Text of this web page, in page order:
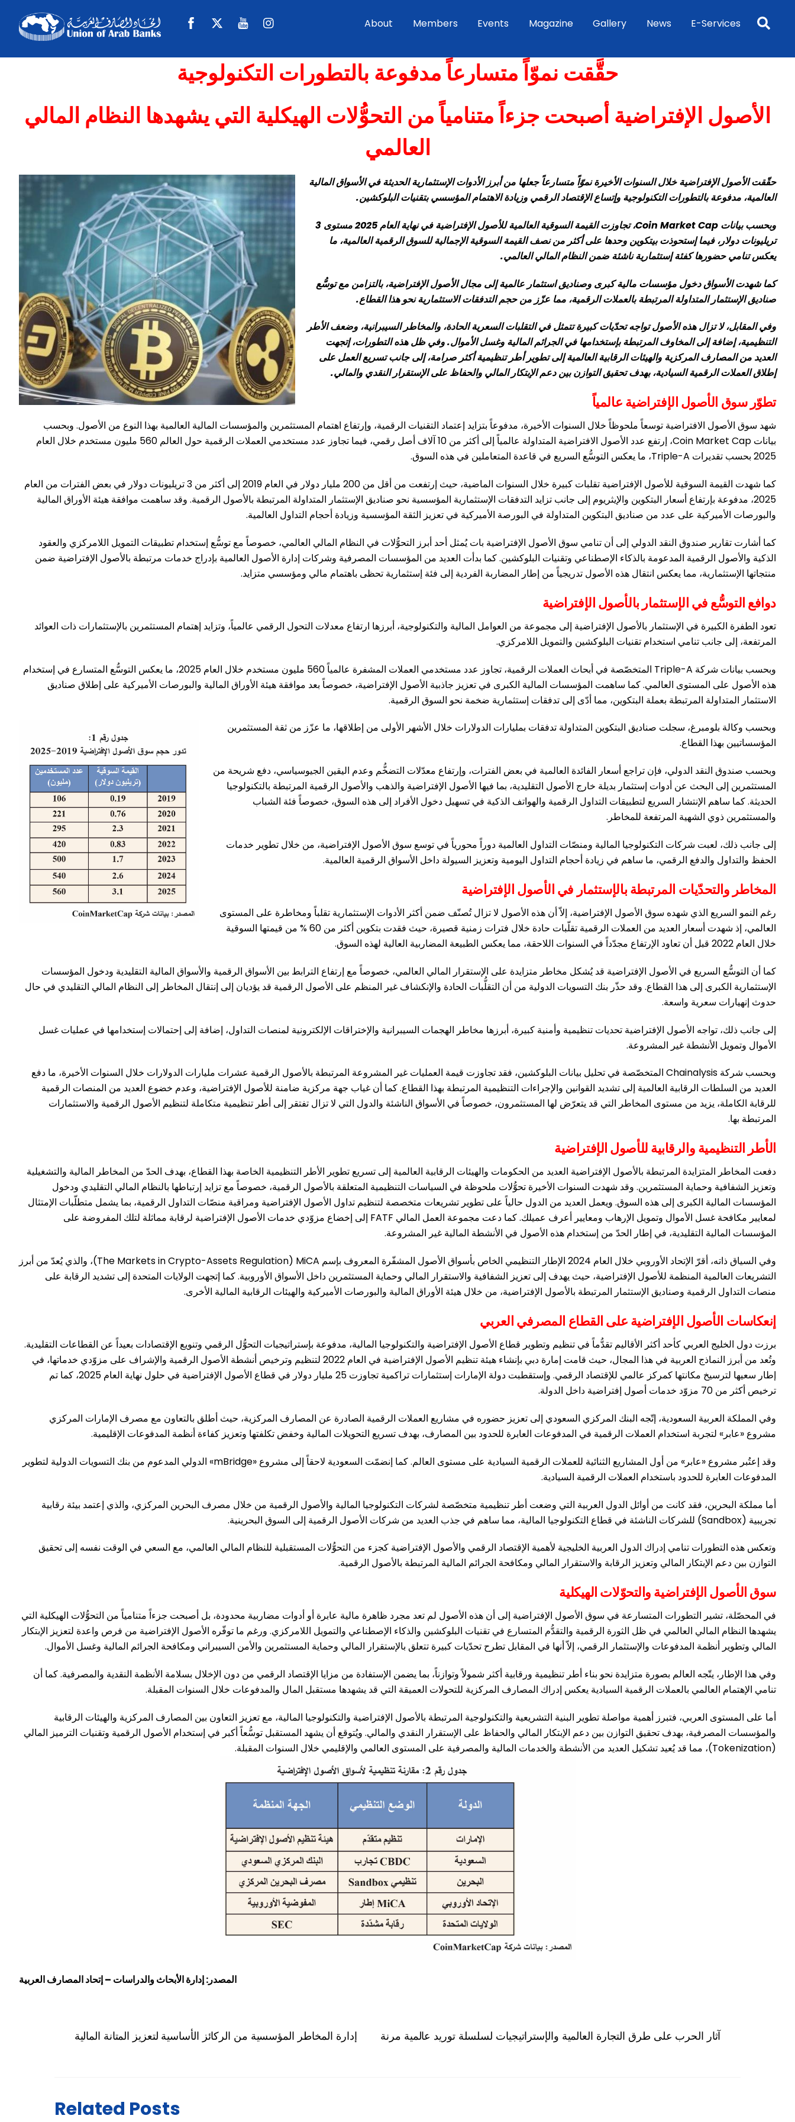
content
FacebookTwitter YouTube
About Members Events Magazine Gallery News E-Services
حقَّقت نموّاً متسارعاً مدفوعة بالتطورات التكنولوجية
الأصول الإفتراضية أصبحت جزءاً متنامياً من التحوُّلات الهيكلية التي يشهدها النظام المالي
العالمي
حقّقت الأصول الإفتراضية خلال السنوات الأخيرة نموّاً متسارعاً جعلها من أبرز الأدوات الإستثمارية الحديثة في الأسواق المالية
العالمية، مدفوعة بالتطورات التكنولوجية وإتساع الإقتصاد الرقمي وزيادة الاهتمام المؤسسي بتقنيات البلوكشين.
وبحسب بيانات Coin Market Cap، تجاوزت القيمة السوقية العالمية للأصول الإفتراضية في نهاية العام 2025 مستوى 3
تريليونات دولار، فيما إستحوذت بيتكوين وحدها على أكثر من نصف القيمة السوقية الإجمالية للسوق الرقمية العالمية، ما
يعكس تنامي حضورها كفئة إستثمارية ناشئة ضمن النظام المالي العالمي.
كما شهدت الأسواق دخول مؤسسات مالية كبرى وصناديق استثمار عالمية إلى مجال الأصول الإفتراضية، بالتزامن مع توسُّع
صناديق الإستثمار المتداولة المرتبطة بالعملات الرقمية، مما عزّز من حجم التدفقات الاستثمارية نحو هذا القطاع.
وفي المقابل، لا تزال هذه الأصول تواجه تحدّيات كبيرة تتمثل في التقلبات السعرية الحادة، والمخاطر السيبرانية، وضعف الأطر
التنظيمية، إضافة إلى المخاوف المرتبطة بإستخدامها في الجرائم المالية وغسل الأموال. وفي ظل هذه التطورات، إتجهت
العديد من المصارف المركزية والهيئات الرقابية العالمية إلى تطوير أطر تنظيمية أكثر صرامة، إلى جانب تسريع العمل على
إطلاق العملات الرقمية السيادية، بهدف تحقيق التوازن بين دعم الإبتكار المالي والحفاظ على الإستقرار النقدي والمالي.
تطوّر سوق الأصول الإفتراضية عالمياً
شهد سوق الأصول الافتراضية توسعاً ملحوظاً خلال السنوات الأخيرة، مدفوعاً بتزايد إعتماد التقنيات الرقمية، وإرتفاع اهتمام المستثمرين والمؤسسات المالية العالمية بهذا النوع من الأصول. وبحسب
بيانات Coin Market Cap، إرتفع عدد الأصول الافتراضية المتداولة عالمياً إلى أكثر من 10 آلاف أصل رقمي، فيما تجاوز عدد مستخدمي العملات الرقمية حول العالم 560 مليون مستخدم خلال العام
2025 بحسب تقديرات Triple-A، ما يعكس التوسُّع السريع في قاعدة المتعاملين في هذه السوق.
كما شهدت القيمة السوقية للأصول الإفتراضية تقلبات كبيرة خلال السنوات الماضية، حيث إرتفعت من أقل من 200 مليار دولار في العام 2019 إلى أكثر من 3 تريليونات دولار في بعض الفترات من العام
2025، مدفوعة بإرتفاع أسعار البتكوين والإيثريوم إلى جانب تزايد التدفقات الإستثمارية المؤسسية نحو صناديق الإستثمار المتداولة المرتبطة بالأصول الرقمية. وقد ساهمت موافقة هيئة الأوراق المالية
والبورصات الأميركية على عدد من صناديق البتكوين المتداولة في البورصة الأميركية في تعزيز الثقة المؤسسية وزيادة أحجام التداول العالمية.
كما أشارت تقارير صندوق النقد الدولي إلى أن تنامي سوق الأصول الإفتراضية بات يُمثل أحد أبرز التحوُّلات في النظام المالي العالمي، خصوصاً مع توسُّع إستخدام تطبيقات التمويل اللامركزي والعقود
الذكية والأصول الرقمية المدعومة بالذكاء الإصطناعي وتقنيات البلوكشين. كما بدأت العديد من المؤسسات المصرفية وشركات إدارة الأصول العالمية بإدراج خدمات مرتبطة بالأصول الإفتراضية ضمن
منتجاتها الإستثمارية، مما يعكس انتقال هذه الأصول تدريجياً من إطار المضاربة الفردية إلى فئة إستثمارية تحظى باهتمام مالي ومؤسسي متزايد.
دوافع التوسُّع في الإستثمار بالأصول الإفتراضية
تعود الطفرة الكبيرة في الإستثمار بالأصول الإفتراضية إلى مجموعة من العوامل المالية والتكنولوجية، أبرزها ارتفاع معدلات التحول الرقمي عالمياً، وتزايد إهتمام المستثمرين بالإستثمارات ذات العوائد
المرتفعة، إلى جانب تنامي استخدام تقنيات البلوكشين والتمويل اللامركزي.
وبحسب بيانات شركة Triple-A المتخصّصة في أبحاث العملات الرقمية، تجاوز عدد مستخدمي العملات المشفرة عالمياً 560 مليون مستخدم خلال العام 2025، ما يعكس التوسُّع المتسارع في إستخدام
هذه الأصول على المستوى العالمي. كما ساهمت المؤسسات المالية الكبرى في تعزيز جاذبية الأصول الإفتراضية، خصوصاً بعد موافقة هيئة الأوراق المالية والبورصات الأميركية على إطلاق صناديق
الاستثمار المتداولة المرتبطة بعملة البتكوين، مما أدّى إلى تدفقات إستثمارية ضخمة نحو السوق الرقمية.
وبحسب وكالة بلومبرغ، سجلت صناديق البتكوين المتداولة تدفقات بمليارات الدولارات خلال الأشهر الأولى من إطلاقها، ما عزّز من ثقة المستثمرين
المؤسساتيين بهذا القطاع.
وبحسب صندوق النقد الدولي، فإن تراجع أسعار الفائدة العالمية في بعض الفترات، وإرتفاع معدّلات التضخُّم وعدم اليقين الجيوسياسي، دفع شريحة من
المستثمرين إلى البحث عن أدوات إستثمار بديلة خارج الأصول التقليدية، بما فيها الأصول الإفتراضية والذهب والأصول الرقمية المرتبطة بالتكنولوجيا
الحديثة. كما ساهم الإنتشار السريع لتطبيقات التداول الرقمية والهواتف الذكية في تسهيل دخول الأفراد إلى هذه السوق، خصوصاً فئة الشباب
والمستثمرين ذوي الشهية المرتفعة للمخاطر.
إلى جانب ذلك، لعبت شركات التكنولوجيا المالية ومنصّات التداول العالمية دوراً محورياً في توسع سوق الأصول الإفتراضية، من خلال تطوير خدمات
الحفظ والتداول والدفع الرقمي، ما ساهم في زيادة أحجام التداول اليومية وتعزيز السيولة داخل الأسواق الرقمية العالمية.
المخاطر والتحدّيات المرتبطة بالإستثمار في الأصول الإفتراضية
رغم النمو السريع الذي شهده سوق الأصول الإفتراضية، إلاّ أن هذه الأصول لا تزال تُصنّف ضمن أكثر الأدوات الإستثمارية تقلباً ومخاطرة على المستوى
العالمي، إذ شهدت أسعار العديد من العملات الرقمية تقلّبات حادة خلال فترات زمنية قصيرة، حيث فقدت بتكوين أكثر من 60 % من قيمتها السوقية
خلال العام 2022 قبل أن تعاود الإرتفاع مجدّداً في السنوات اللاحقة، مما يعكس الطبيعة المضاربية العالية لهذه السوق.
كما أن التوسُّع السريع في الأصول الإفتراضية قد يُشكل مخاطر متزايدة على الإستقرار المالي العالمي، خصوصاً مع إرتفاع الترابط بين الأسواق الرقمية والأسواق المالية التقليدية ودخول المؤسسات
الإستثمارية الكبرى إلى هذا القطاع. وقد حذّر بنك التسويات الدولية من أن التقلُّبات الحادة والإنكشاف غير المنظم على الأصول الرقمية قد يؤديان إلى إنتقال المخاطر إلى النظام المالي التقليدي في حال
حدوث إنهيارات سعرية واسعة.
إلى جانب ذلك، تواجه الأصول الإفتراضية تحديات تنظيمية وأمنية كبيرة، أبرزها مخاطر الهجمات السيبرانية والإختراقات الإلكترونية لمنصات التداول، إضافة إلى إحتمالات إستخدامها في عمليات غسل
الأموال وتمويل الأنشطة غير المشروعة.
وبحسب شركة Chainalysis المتخصّصة في تحليل بيانات البلوكشين، فقد تجاوزت قيمة العمليات غير المشروعة المرتبطة بالأصول الرقمية عشرات مليارات الدولارات خلال السنوات الأخيرة، ما دفع
العديد من السلطات الرقابية العالمية إلى تشديد القوانين والإجراءات التنظيمية المرتبطة بهذا القطاع. كما أن غياب جهة مركزية ضامنة للأصول الإفتراضية، وعدم خضوع العديد من المنصات الرقمية
للرقابة الكاملة، يزيد من مستوى المخاطر التي قد يتعرّض لها المستثمرون، خصوصاً في الأسواق الناشئة والدول التي لا تزال تفتقر إلى أطر تنظيمية متكاملة لتنظيم الأصول الرقمية والاستثمارات
المرتبطة بها.
الأطر التنظيمية والرقابية للأصول الإفتراضية
دفعت المخاطر المتزايدة المرتبطة بالأصول الإفتراضية العديد من الحكومات والهيئات الرقابية العالمية إلى تسريع تطوير الأطر التنظيمية الخاصة بهذا القطاع، بهدف الحدّ من المخاطر المالية والتشغيلية
وتعزيز الشفافية وحماية المستثمرين. وقد شهدت السنوات الأخيرة تحوُّلات ملحوظة في السياسات التنظيمية المتعلقة بالأصول الرقمية، خصوصاً مع تزايد إرتباطها بالنظام المالي التقليدي ودخول
المؤسسات المالية الكبرى إلى هذه السوق. ويعمل العديد من الدول حالياً على تطوير تشريعات متخصصة لتنظيم تداول الأصول الإفتراضية ومراقبة منصّات التداول الرقمية، بما يشمل متطلّبات الإمتثال
لمعايير مكافحة غسل الأموال وتمويل الإرهاب ومعايير أعرف عميلك. كما دعت مجموعة العمل المالي FATF إلى إخضاع مزوّدي خدمات الأصول الإفتراضية لرقابة مماثلة لتلك المفروضة على
المؤسسات المالية التقليدية، في إطار الحدّ من إستخدام هذه الأصول في الأنشطة المالية غير المشروعة.
وفي السياق ذاته، أقرّ الإتحاد الأوروبي خلال العام 2024 الإطار التنظيمي الخاص بأسواق الأصول المشفّرة المعروف بإسم The Markets in Crypto-Assets Regulation) MiCA)، والذي يُعدّ من أبرز
التشريعات العالمية المنظمة للأصول الإفتراضية، حيث يهدف إلى تعزيز الشفافية والاستقرار المالي وحماية المستثمرين داخل الأسواق الأوروبية. كما إتجهت الولايات المتحدة إلى تشديد الرقابة على
منصات التداول الرقمية وصناديق الإستثمار المرتبطة بالأصول الإفتراضية، من خلال هيئة الأوراق المالية والبورصات الأميركية والهيئات الرقابية المالية الأخرى.
إنعكاسات الأصول الإفتراضية على القطاع المصرفي العربي
برزت دول الخليج العربي كأحد أكثر الأقاليم تقدُّماً في تنظيم وتطوير قطاع الأصول الإفتراضية والتكنولوجيا المالية، مدفوعة بإستراتيجيات التحوُّل الرقمي وتنويع الإقتصادات بعيداً عن القطاعات التقليدية.
وتُعد من أبرز النماذج العربية في هذا المجال، حيث قامت إمارة دبي بإنشاء هيئة تنظيم الأصول الإفتراضية في العام 2022 لتنظيم وترخيص أنشطة الأصول الرقمية والإشراف على مزوّدي خدماتها، في
إطار سعيها لترسيخ مكانتها كمركز عالمي للإقتصاد الرقمي. وإستقطبت دولة الإمارات إستثمارات تراكمية تجاوزت 25 مليار دولار في قطاع الأصول الإفتراضية في حلول نهاية العام 2025، كما تم
ترخيص أكثر من 70 مزوّد خدمات أصول إفتراضية داخل الدولة.
وفي المملكة العربية السعودية، إتّجه البنك المركزي السعودي إلى تعزيز حضوره في مشاريع العملات الرقمية الصادرة عن المصارف المركزية، حيث أطلق بالتعاون مع مصرف الإمارات المركزي
مشروع «عابر» لتجربة استخدام العملات الرقمية في المدفوعات العابرة للحدود بين المصارف، بهدف تسريع التحويلات المالية وخفض تكلفتها وتعزيز كفاءة أنظمة المدفوعات الإقليمية.
وقد إعتُبر مشروع «عابر» من أول المشاريع الثنائية للعملات الرقمية السيادية على مستوى العالم. كما إنضمّت السعودية لاحقاً إلى مشروع «mBridge» الدولي المدعوم من بنك التسويات الدولية لتطوير
المدفوعات العابرة للحدود باستخدام العملات الرقمية السيادية.
أما مملكة البحرين، فقد كانت من أوائل الدول العربية التي وضعت أطر تنظيمية متخصّصة لشركات التكنولوجيا المالية والأصول الرقمية من خلال مصرف البحرين المركزي، والذي إعتمد بيئة رقابية
تجريبية (Sandbox) للشركات الناشئة في قطاع التكنولوجيا المالية، مما ساهم في جذب العديد من شركات الأصول الرقمية إلى السوق البحرينية.
وتعكس هذه التطورات تنامي إدراك الدول العربية الخليجية لأهمية الإقتصاد الرقمي والأصول الإفتراضية كجزء من التحوُّلات المستقبلية للنظام المالي العالمي، مع السعي في الوقت نفسه إلى تحقيق
التوازن بين دعم الإبتكار المالي وتعزيز الرقابة والاستقرار المالي ومكافحة الجرائم المالية المرتبطة بالأصول الرقمية.
سوق الأصول الإفتراضية والتحوّلات الهيكلية
في المحصّلة، تشير التطورات المتسارعة في سوق الأصول الإفتراضية إلى أن هذه الأصول لم تعد مجرد ظاهرة مالية عابرة أو أدوات مضاربية محدودة، بل أصبحت جزءاً متنامياً من التحوُّلات الهيكلية التي
يشهدها النظام المالي العالمي في ظل الثورة الرقمية والتقدُّم المتسارع في تقنيات البلوكشين والذكاء الإصطناعي والتمويل اللامركزي. ورغم ما توفّره الأصول الإفتراضية من فرص واعدة لتعزيز الإبتكار
المالي وتطوير أنظمة المدفوعات والإستثمار الرقمي، إلاّ أنها في المقابل تطرح تحدّيات كبيرة تتعلق بالإستقرار المالي وحماية المستثمرين والأمن السيبراني ومكافحة الجرائم المالية وغسل الأموال.
وفي هذا الإطار، يتّجه العالم بصورة متزايدة نحو بناء أطر تنظيمية ورقابية أكثر شمولاً وتوازناً، بما يضمن الإستفادة من مزايا الإقتصاد الرقمي من دون الإخلال بسلامة الأنظمة النقدية والمصرفية. كما أن
تنامي الإهتمام العالمي بالعملات الرقمية السيادية يعكس إدراك المصارف المركزية للتحولات العميقة التي قد يشهدها مستقبل المال والمدفوعات خلال السنوات المقبلة.
أما على المستوى العربي، فتبرز أهمية مواصلة تطوير البنية التشريعية والتكنولوجية المرتبطة بالأصول الإفتراضية والتكنولوجيا المالية، مع تعزيز التعاون بين المصارف المركزية والهيئات الرقابية
والمؤسسات المصرفية، بهدف تحقيق التوازن بين دعم الإبتكار المالي والحفاظ على الإستقرار النقدي والمالي. ويُتوقع أن يشهد المستقبل توسُّعاً أكبر في إستخدام الأصول الرقمية وتقنيات الترميز المالي
(Tokenization)، مما قد يُعيد تشكيل العديد من الأنشطة والخدمات المالية والمصرفية على المستوى العالمي والإقليمي خلال السنوات المقبلة.
المصدر: إدارة الأبحاث والدراسات – إتحاد المصارف العربية
إدارة المخاطر المؤسسية من الركائز الأساسية لتعزيز المتانة المالية آثار الحرب على طرق التجارة العالمية والإستراتيجيات لسلسلة توريد عالمية مرنة
Related Posts